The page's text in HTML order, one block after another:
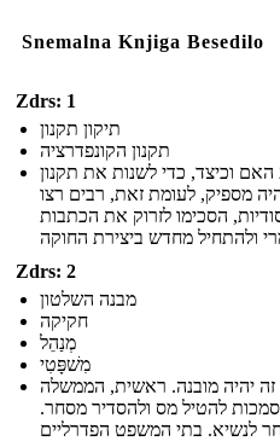
Snemalna Knjiga Besedilo
Zdrs: 1
תיקון תקנון
תקנון הקונפדרציה
וכיצד, כדי לשנות את תקנון
מספיק, לעומת זאת, רבים רצו
הסכימו לזרוק את הכתבות
Zdrs: 2
מבנה השלטון
חקיקה
מְנַהֵל
מִשׁפָּטִי
זה יהיה מובנה. ראשית, הממשלה
להטיל מס ולהסדיר מסחר.
לנשיא. בתי המשפט הפדרליים